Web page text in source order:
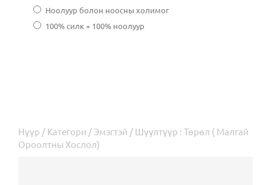
Ноолуур болон ноосны холимог
100% силк + 100% ноолуур
Нүүр / Категори / Эмэгтэй / Шүүлтүүр : Төрөл ( Малгай
Ороолтны Хослол)